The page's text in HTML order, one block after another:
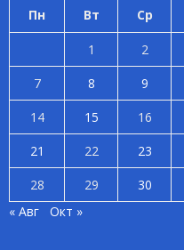
Пн Вт Ср
1 2
7
8 9
14
15 16
21
22 23
28
29
30
« Авг
Окт »